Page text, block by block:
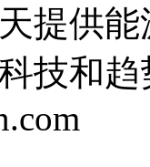
提供
技和